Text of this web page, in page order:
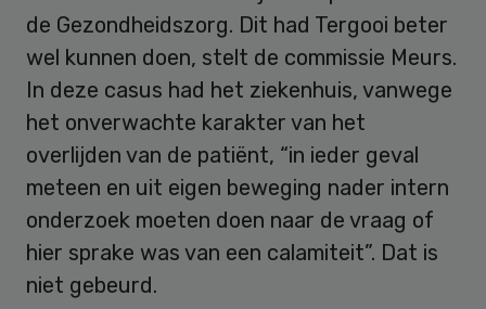
de Gezondheidszorg. Dit had Tergooi beter
wel kunnen doen, stelt de commissie Meurs.
In deze casus had het ziekenhuis, vanwege
het onverwachte karakter van het
overlijden van de patiënt, “in ieder geval
meteen en uit eigen beweging nader intern
onderzoek moeten doen naar de vraag of
hier sprake was van een calamiteit”. Dat is
niet gebeurd.